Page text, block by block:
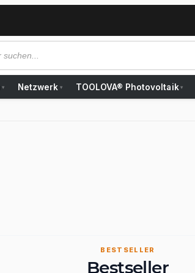
▾ Netzwerk ▾ TOOLOVA® Photovoltaik ▾
BESTSELLER
Bestseller